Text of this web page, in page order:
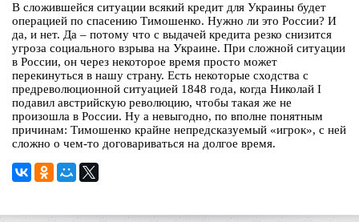
В сложившейся ситуации всякий кредит для Украины будет
операцией по спасению Тимошенко. Нужно ли это России? И
да, и нет. Да – потому что с выдачей кредита резко снизится
угроза социального взрыва на Украине. При сложной ситуации
в России, он через некоторое время просто может
перекинуться в нашу страну. Есть некоторые сходства с
предреволюционной ситуацией 1848 года, когда Николай I
подавил австрийскую революцию, чтобы такая же не
произошла в России. Ну а невыгодно, по вполне понятным
причинам: Тимошенко крайне непредсказуемый «игрок», с ней
сложно о чем-то договариваться на долгое время.